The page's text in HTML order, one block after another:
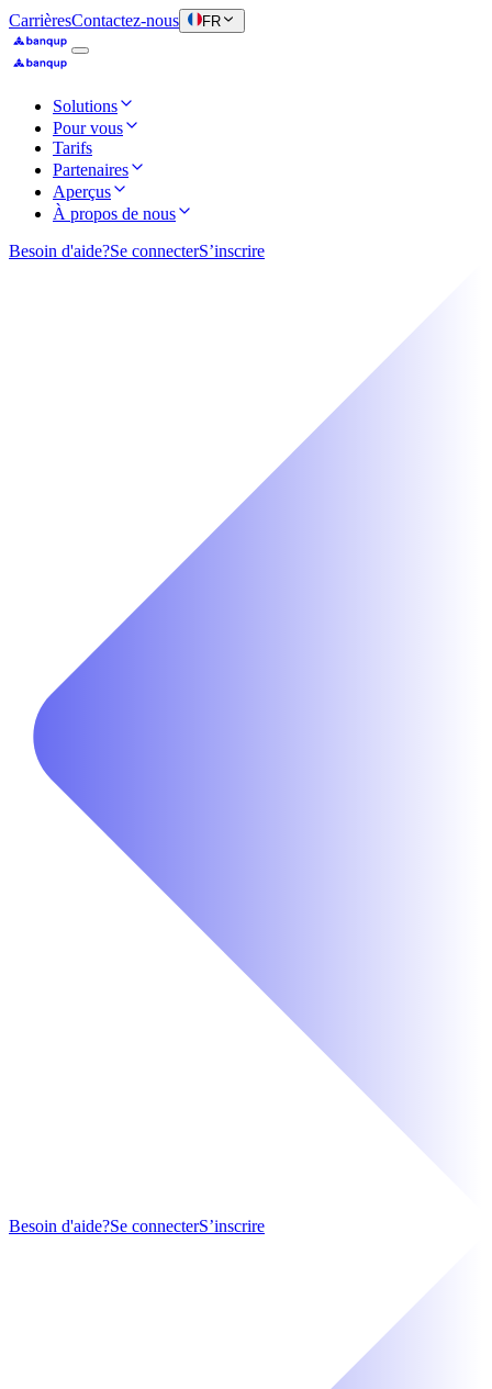
CarrièresContactez-nous FR
Solutions
Pour vous
Tarifs
Partenaires
Aperçus
À propos de nous
Besoin d'aide?Se connecterS’inscrire
Besoin d'aide?Se connecterS’inscrire